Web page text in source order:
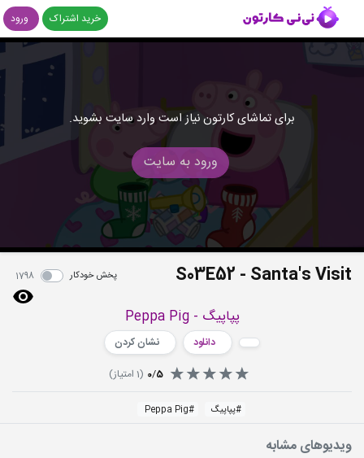
خرید اشتراک ورود
برای تماشای کارتون نیاز است وارد سایت بشوید.
ورود به سایت
S03E52 - Santa's Visit پخش خودکار 1798
پپاپیگ - Peppa Pig
دانلود
نشان کردن
0/5
(
1 امتیاز)
#پپاپیگ #
Peppa Pig
ویدیوهای مشابه